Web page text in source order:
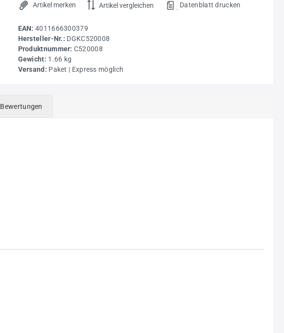
Artikel merken Artikel vergleichen . Datenblatt drucken
EAN: 4011666300379
Hersteller-Nr.: DGKC520008
Produktnummer: C520008
Gewicht: 1.66 kg
Versand: Paket | Express möglich
Bewertungen